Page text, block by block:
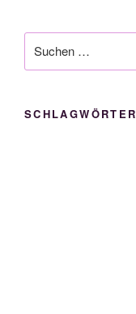
nach:
SCHLAGWÖRTER